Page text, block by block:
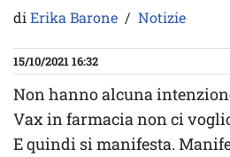
diErika Barone Notizie
15/10/2021 16:32
Non hanno alcuna
Vax in farmacia non ci
E quindi si manifesta.